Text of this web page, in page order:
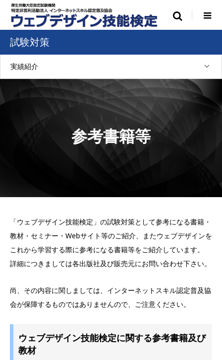
試験対策
実績紹介
参考書籍等
「ウェブデザイン技能検定」の試験対策として参考になる書籍・
教材・セミナー・Webサイト等のご紹介、またウェブデザインを
これから学習する際に参考になる書籍等をご紹介しています。
詳細につきましては各出版社及び販売元にお問い合わせ下さい。
尚、その内容に関しましては、インターネットスキル認定普及協
会が保障するものではありませんので、ご注意ください。
ウェブデザイン技能検定に関する参考書籍及び
教材